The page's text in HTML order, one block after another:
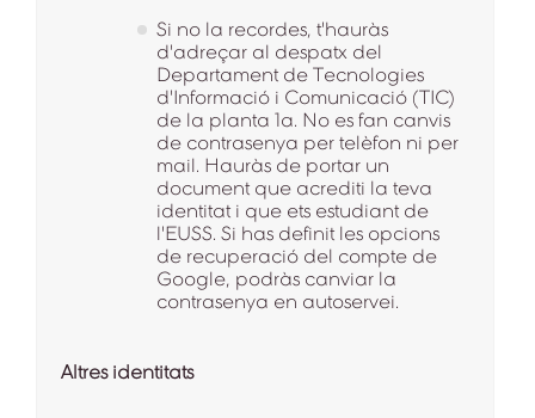
Si no la recordes, t'hauràs
d'adreçar al despatx del
Departament de Tecnologies
d'Informació i Comunicació (TIC)
de la planta 1a. No es fan canvis
de contrasenya per telèfon ni per
mail. Hauràs de portar un
document que acrediti la teva
identitat i que ets estudiant de
l'EUSS. Si has definit les opcions
de recuperació del compte de
Google, podràs canviar la
contrasenya en autoservei.
Altres identitats